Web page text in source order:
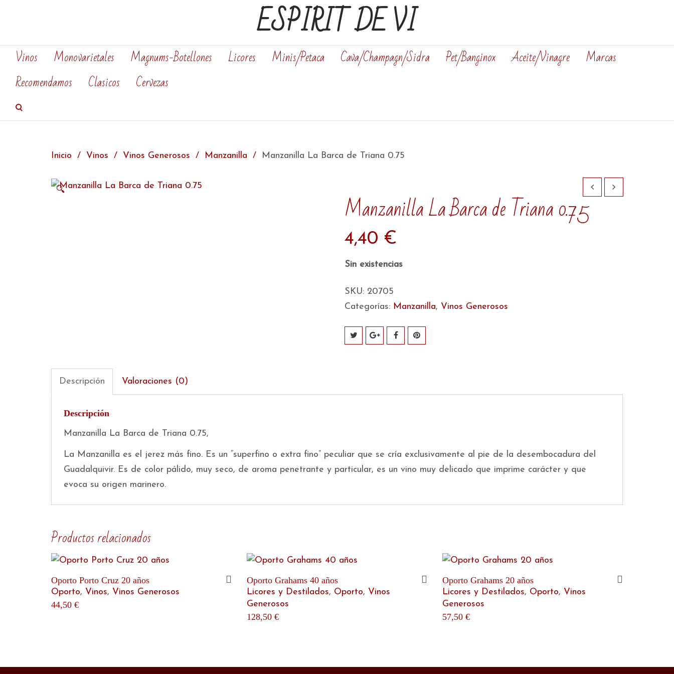
ESPIRIT DE VI
Vinos Monovarietales Magnums-Botellones Licores Minis/Petaca Cava/Champagn/Sidra Pet/Banginox Aceite/Vinagre
Marcas
Recomendamos
Clasicos Cervezas
Inicio Vinos Vinos Generosos Manzanilla Manzanilla La Barca de Triana 0.75
🔍
Manzanilla La Barca de Triana 0.75
4,40 €
Sin existencias
SKU: 20705
Categorías: Manzanilla, Vinos Generosos
Descripción Valoraciones (0)
Descripción
Manzanilla La Barca de Triana 0.75,
La Manzanilla es el jerez más fino. Es un “superfino o extra fino” peculiar que se cría exclusivamente al pie de la desembocadura del
Guadalquivir. Es de color pálido, muy seco, de aroma penetrante y particular, es un vino muy delicado que imprime carácter y que
evoca su origen marinero.
Productos relacionados
Oporto Porto Cruz 20 años
Oporto, Vinos, Vinos Generosos
44,50 €
Oporto Grahams 40 años
Licores y Destilados, Oporto, Vinos
Generosos
128,50 €
Oporto Grahams 20 años
Licores y Destilados, Oporto, Vinos
Generosos
57,50 €